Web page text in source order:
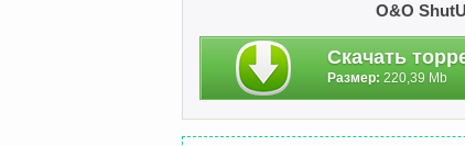
O&O
Скачать
Размер: 220,39 Mb